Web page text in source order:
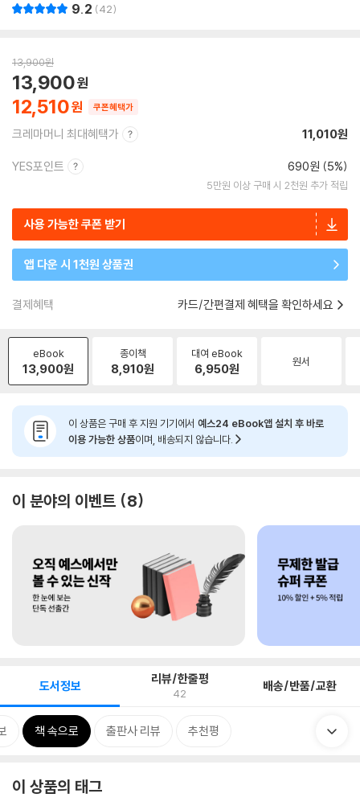
9.2 42
13,900원
12,510
13,900
쿠폰혜택가
크레마머니 최대혜택가 11,010원
YES포인트 690원 (5%)
5만원 이상 구매 시 2천원 추가 적립
사용 가능한 쿠폰 받기
앱 다운 시 1천원 상품권
결제혜택 카드/간편결제 혜택을 확인하세요
eBook
13,900원
종이책
8,910원
대여 eBook
6,950원 원서
이 상품은 구매 후 지원 기기에서 예스24 eBook앱 설치 후 바로
이용 가능한 상품이며, 배송되지 않습니다.
이 분야의 이벤트 8
도서정보 리뷰/한줄평
42 배송/반품/교환
책 속으로 출판사 리뷰 추천평
이 상품의 태그